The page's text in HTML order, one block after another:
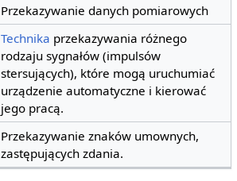
Przekazywanie danych pomiarowych
Technika przekazywania różnego
rodzaju sygnałów (impulsów
stersujących), które mogą uruchumiać
urządzenie automatyczne i kierować
jego pracą.
Przekazywanie znaków umownych,
zastępujących zdania.